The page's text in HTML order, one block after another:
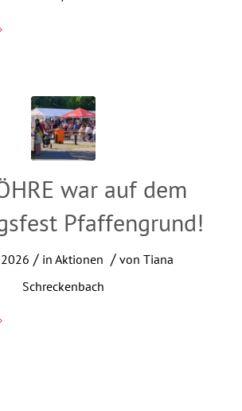
war auf dem
Pfaffengrund!
/ in Aktionen / von Tiana
Schreckenbach